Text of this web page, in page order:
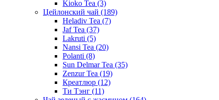
Kioko Tea (3)
Цейлонский чай (189)
Heladiv Tea (7)
Jaf Tea (37)
Lakruti (5)
Nansi Tea (20)
Polanti (8)
Sun Delmar Tea (35)
Zenzur Tea (19)
Креатлюр (12)
Ти Тэнг (11)